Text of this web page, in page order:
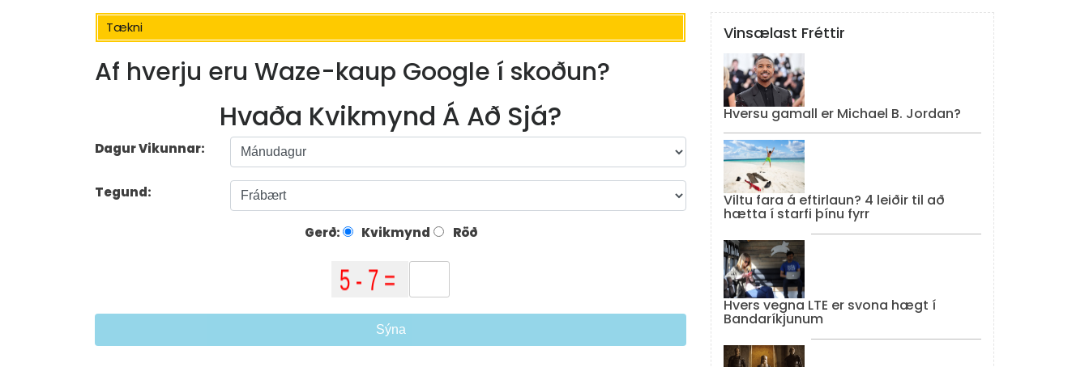
Tækni
Af hverju eru Waze-kaup Google í skoðun?
Hvaða Kvikmynd Á Að Sjá?
Dagur Vikunnar:
Tegund:
Gerð: Kvikmynd Röð
Sýna
Vinsælast Fréttir
Hversu gamall er Michael B. Jordan?
Viltu fara á eftirlaun? 4 leiðir til að
hætta í starfi þínu fyrr
Hvers vegna LTE er svona hægt í
Bandaríkjunum